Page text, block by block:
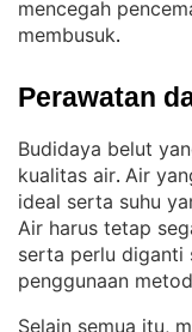
mencegah
membusuk.
Perawatan
Budidaya belut
kualitas air. Air
ideal serta suhu
Air harus tetap
serta perlu diganti
penggunaan
Selain semua itu,